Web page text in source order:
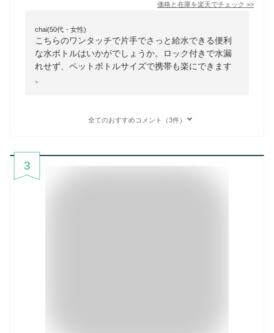
価格と在庫を楽天でチェック >>
chai(50代・女性)
こちらのワンタッチで片手でさっと給水できる便利
な水ボトルはいかがでしょうか。ロック付きで水漏
れせず、ペットボトルサイズで携帯も楽にできます
。
全てのおすすめコメント（3件）
3